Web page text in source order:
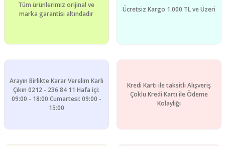
Ürün resmi kalitesiz, bozuk veya görüntülenemiyor.
Tüm ürünlerimiz orijinal ve
marka garantisi altındadır
Ücretsiz Kargo 1.000 TL ve Üzeri
Arayın Birlikte Karar Verelim Karlı
Çıkın 0212 - 236 84 11 Hafa içi:
09:00 - 18:00 Cumartesi: 09:00 -
15:00
Kredi Kartı ile taksitli Alışveriş
Çoklu Kredi Kartı ile Ödeme
Kolaylığı